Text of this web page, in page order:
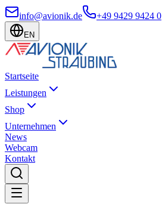
info@avionik.de +49 9429 9424 0
EN
Startseite
Leistungen
Shop
Unternehmen
News
Webcam
Kontakt